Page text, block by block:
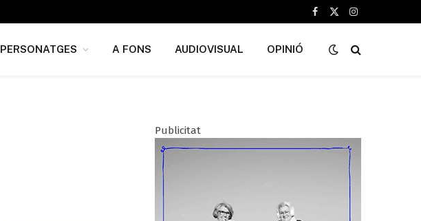
Facebook
X
Instagram
PERSONATGES A FONS AUDIOVISUAL OPINIÓ
Publicitat